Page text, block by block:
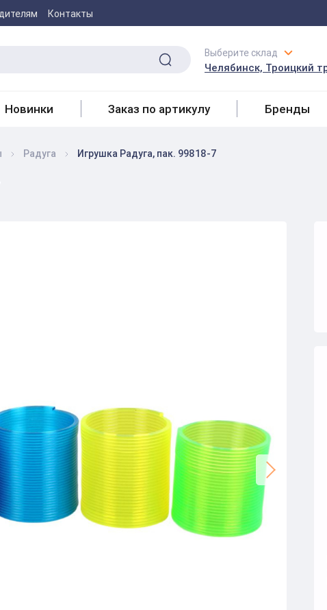
Контакты
Выберите склад
Челябинск, Троицкий
Новинки Заказ по артикулу Бренды
Радуга Игрушка Радуга, пак. 99818-7